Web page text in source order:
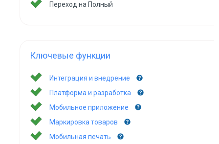
Переход на Полный
Ключевые функции
Интеграция и внедрение
Платформа и разработка
Мобильное приложение
Маркировка товаров
Мобильная печать